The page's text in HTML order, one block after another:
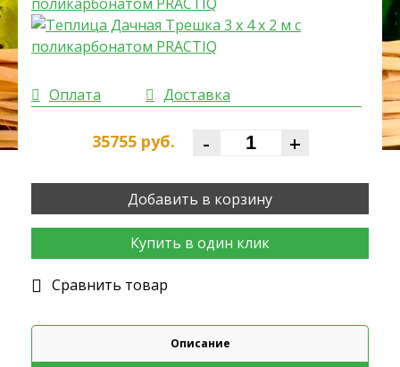
Оплата Доставка
35755руб. - +
Добавить в корзину
Купить в один клик
Cравнить товар
Описание